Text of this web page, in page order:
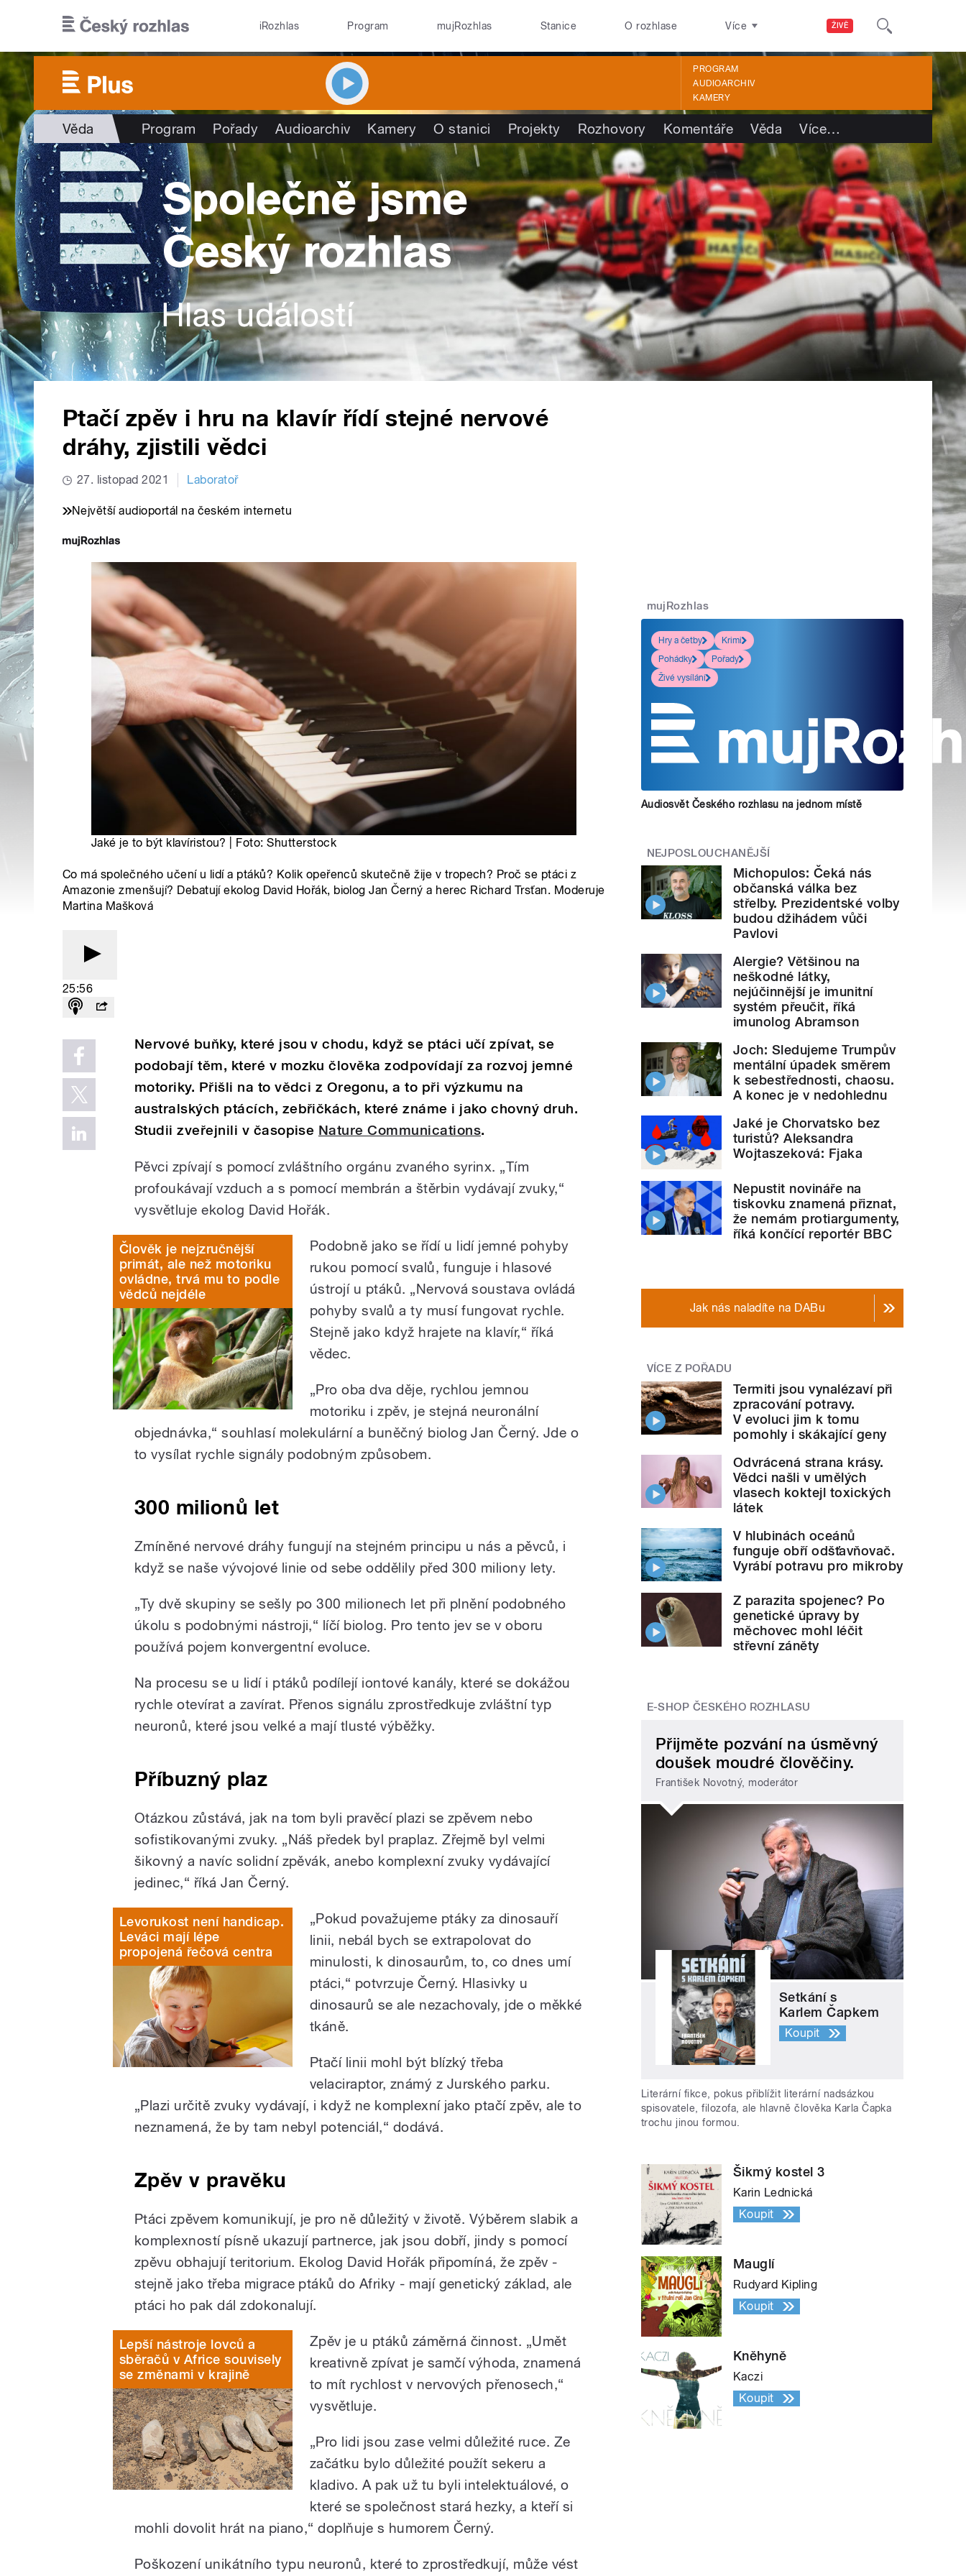
ŽIVĚ
iRozhlas Program mujRozhlas Stanice O rozhlase Více
PROGRAM
AUDIOARCHIV
KAMERY
Věda Program Pořady Audioarchiv Kamery O stanici Projekty Rozhovory Komentáře Věda Více…
Ptačí zpěv i hru na klavír řídí stejné nervové
dráhy, zjistili vědci
27. listopad 2021 Laboratoř
Největší audioportál na českém internetu
Jaké je to být klavíristou? | Foto: Shutterstock
Co má společného učení u lidí a ptáků? Kolik opeřenců skutečně žije v tropech? Proč se ptáci z
Amazonie zmenšují? Debatují ekolog David Hořák, biolog Jan Černý a herec Richard Trsťan. Moderuje
Martina Mašková
25:56
Nervové buňky, které jsou v chodu, když se ptáci učí zpívat, se
podobají těm, které v mozku člověka zodpovídají za rozvoj jemné
motoriky. Přišli na to vědci z Oregonu, a to při výzkumu na
australských ptácích, zebřičkách, které známe i jako chovný druh.
Studii zveřejnili v časopise Nature Communications.
Pěvci zpívají s pomocí zvláštního orgánu zvaného syrinx. „Tím
profoukávají vzduch a s pomocí membrán a štěrbin vydávají zvuky,“
vysvětluje ekolog David Hořák.
Člověk je nejzručnější
primát, ale než motoriku
ovládne, trvá mu to podle
vědců nejdéle
Podobně jako se řídí u lidí jemné pohyby
rukou pomocí svalů, funguje i hlasové
ústrojí u ptáků. „Nervová soustava ovládá
pohyby svalů a ty musí fungovat rychle.
Stejně jako když hrajete na klavír,“ říká
vědec.
„Pro oba dva děje, rychlou jemnou
motoriku i zpěv, je stejná neuronální
objednávka,“ souhlasí molekulární a buněčný biolog Jan Černý. Jde o
to vysílat rychle signály podobným způsobem.
300 milionů let
Zmíněné nervové dráhy fungují na stejném principu u nás a pěvců, i
když se naše vývojové linie od sebe oddělily před 300 miliony lety.
„Ty dvě skupiny se sešly po 300 milionech let při plnění podobného
úkolu s podobnými nástroji,“ líčí biolog. Pro tento jev se v oboru
používá pojem konvergentní evoluce.
Na procesu se u lidí i ptáků podílejí iontové kanály, které se dokážou
rychle otevírat a zavírat. Přenos signálu zprostředkuje zvláštní typ
neuronů, které jsou velké a mají tlusté výběžky.
Příbuzný plaz
Otázkou zůstává, jak na tom byli pravěcí plazi se zpěvem nebo
sofistikovanými zvuky. „Náš předek byl praplaz. Zřejmě byl velmi
šikovný a navíc solidní zpěvák, anebo komplexní zvuky vydávající
jedinec,“ říká Jan Černý.
Levorukost není handicap.
Leváci mají lépe
propojená řečová centra
„Pokud považujeme ptáky za dinosauří
linii, nebál bych se extrapolovat do
minulosti, k dinosaurům, to, co dnes umí
ptáci,“ potvrzuje Černý. Hlasivky u
dinosaurů se ale nezachovaly, jde o měkké
tkáně.
Ptačí linii mohl být blízký třeba
velaciraptor, známý z Jurského parku.
„Plazi určitě zvuky vydávají, i když ne komplexní jako ptačí zpěv, ale to
neznamená, že by tam nebyl potenciál,“ dodává.
Zpěv v pravěku
Ptáci zpěvem komunikují, je pro ně důležitý v životě. Výběrem slabik a
komplexností písně ukazují partnerce, jak jsou dobří, jindy s pomocí
zpěvu obhajují teritorium. Ekolog David Hořák připomíná, že zpěv -
stejně jako třeba migrace ptáků do Afriky - mají genetický základ, ale
ptáci ho pak dál zdokonalují.
Lepší nástroje lovců a
sběračů v Africe souvisely
se změnami v krajině
Zpěv je u ptáků záměrná činnost. „Umět
kreativně zpívat je samčí výhoda, znamená
to mít rychlost v nervových přenosech,“
vysvětluje.
„Pro lidi jsou zase velmi důležité ruce. Ze
začátku bylo důležité použít sekeru a
kladivo. A pak už tu byli intelektuálové, o
které se společnost stará hezky, a kteří si
mohli dovolit hrát na piano,“ doplňuje s humorem Černý.
Poškození unikátního typu neuronů, které to zprostředkují, může vést
mujRozhlas
Hry a četby
Krimi
Pohádky
Pořady
Živé vysílání
Audiosvět Českého rozhlasu na jednom místě
NEJPOSLOUCHANĚJŠÍ
Michopulos: Čeká nás
občanská válka bez
střelby. Prezidentské volby
budou džihádem vůči
Pavlovi
Alergie? Většinou na
neškodné látky,
nejúčinnější je imunitní
systém přeučit, říká
imunolog Abramson
Joch: Sledujeme Trumpův
mentální úpadek směrem
k sebestřednosti, chaosu.
A konec je v nedohlednu
Jaké je Chorvatsko bez
turistů? Aleksandra
Wojtaszeková: Fjaka
Nepustit novináře na
tiskovku znamená přiznat,
že nemám protiargumenty,
říká končící reportér BBC
Jak nás naladíte na DABu
VÍCE Z POŘADU
Termiti jsou vynalézaví při
zpracování potravy.
V evoluci jim k tomu
pomohly i skákající geny
Odvrácená strana krásy.
Vědci našli v umělých
vlasech koktejl toxických
látek
V hlubinách oceánů
funguje obří odšťavňovač.
Vyrábí potravu pro mikroby
Z parazita spojenec? Po
genetické úpravy by
měchovec mohl léčit
střevní záněty
E-SHOP ČESKÉHO ROZHLASU
Přijměte pozvání na úsměvný
doušek moudré člověčiny.
František Novotný, moderátor
Setkání s
Karlem Čapkem
Koupit
Literární fikce, pokus přiblížit literární nadsázkou
spisovatele, filozofa, ale hlavně člověka Karla Čapka
trochu jinou formou.
Šikmý kostel 3
Karin Lednická
Koupit
Mauglí
Rudyard Kipling
Koupit
Kněhyně
Kaczi
Koupit